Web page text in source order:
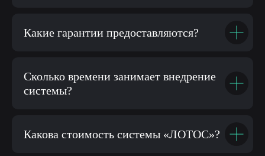
Какие гарантии предоставляются?
Сколько времени занимает внедрение
системы?
Какова стоимость системы «ЛОТОС»?